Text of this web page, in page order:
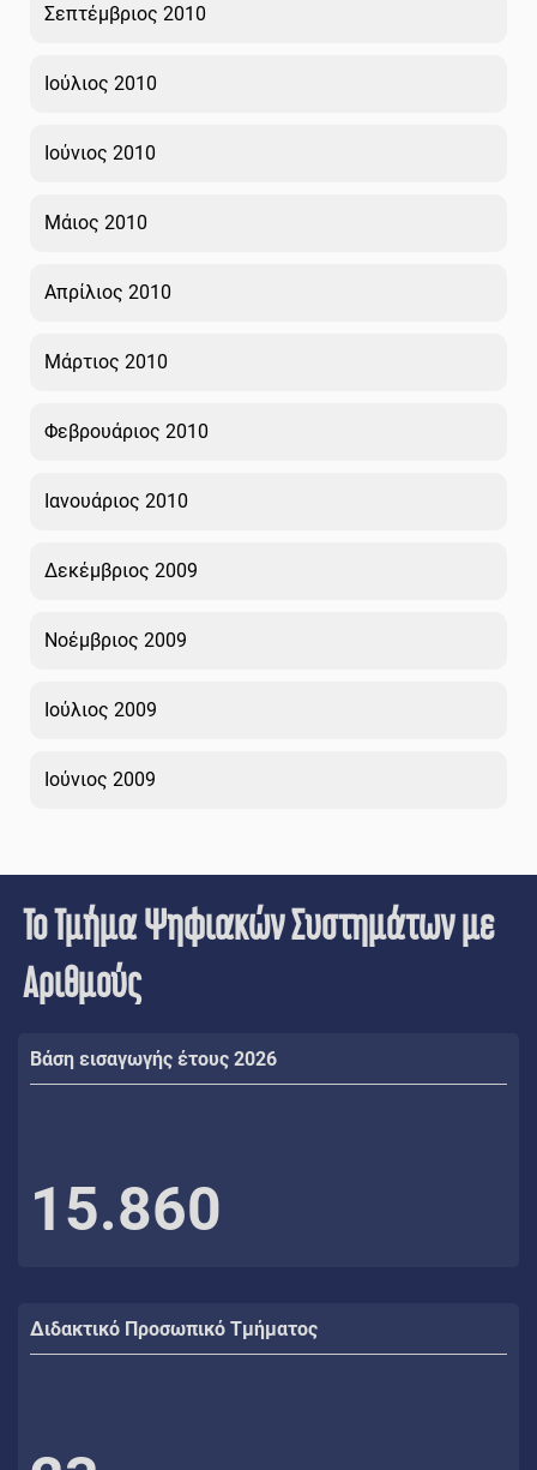
Σεπτέμβριος 2010
Ιούλιος 2010
Ιούνιος 2010
Μάιος 2010
Απρίλιος 2010
Μάρτιος 2010
Φεβρουάριος 2010
Ιανουάριος 2010
Δεκέμβριος 2009
Νοέμβριος 2009
Ιούλιος 2009
Ιούνιος 2009
Το Τμήμα Ψηφιακών Συστημάτων με
Αριθμούς
Βάση εισαγωγής έτους 2026
15.860
Διδακτικό Προσωπικό Τμήματος